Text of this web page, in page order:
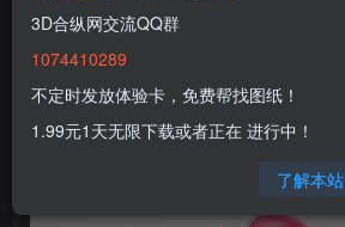
3D合纵网交流QQ群
1074410289
不定时发放体验卡，免费帮找图纸！
1.99元1天无限下载或者正在 进行中！
了解本站